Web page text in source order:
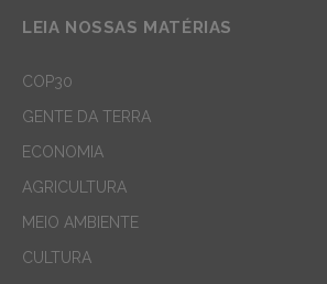
LEIA NOSSAS MATÉRIAS
COP30
GENTE DA TERRA
ECONOMIA
AGRICULTURA
MEIO AMBIENTE
CULTURA